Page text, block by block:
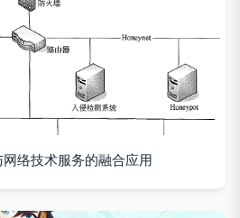
络技术服务的融合应用